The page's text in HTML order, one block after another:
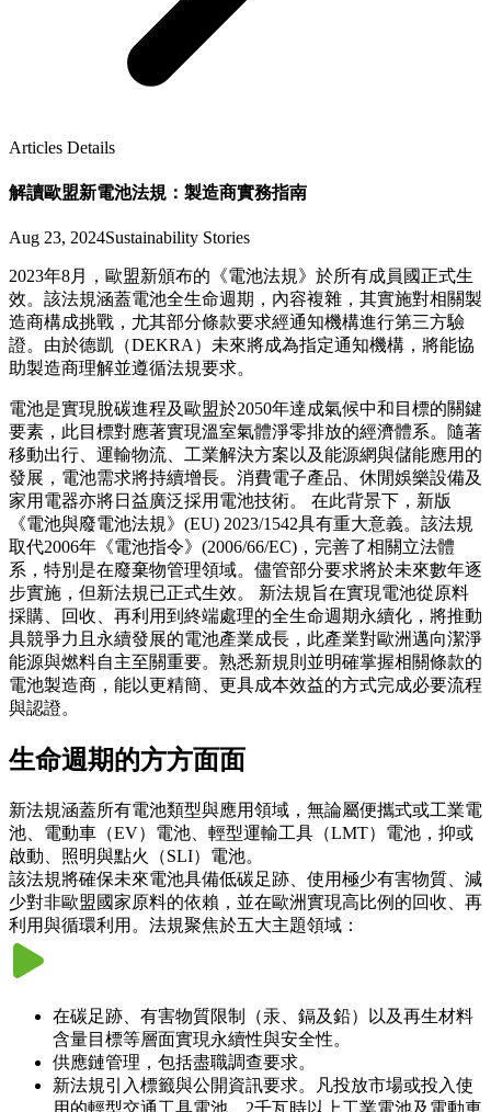
Articles Details
解讀歐盟新電池法規：製造商實務指南
Aug 23, 2024Sustainability Stories
2023年8月，歐盟新頒布的《電池法規》於所有成員國正式生
效。該法規涵蓋電池全生命週期，內容複雜，其實施對相關製
造商構成挑戰，尤其部分條款要求經通知機構進行第三方驗
證。由於德凱（DEKRA）未來將成為指定通知機構，將能協
助製造商理解並遵循法規要求。
電池是實現脫碳進程及歐盟於2050年達成氣候中和目標的關鍵
要素，此目標對應著實現溫室氣體淨零排放的經濟體系。隨著
移動出行、運輸物流、工業解決方案以及能源網與儲能應用的
發展，電池需求將持續增長。消費電子產品、休閒娛樂設備及
家用電器亦將日益廣泛採用電池技術。 在此背景下，新版
《電池與廢電池法規》(EU) 2023/1542具有重大意義。該法規
取代2006年《電池指令》(2006/66/EC)，完善了相關立法體
系，特別是在廢棄物管理領域。儘管部分要求將於未來數年逐
步實施，但新法規已正式生效。 新法規旨在實現電池從原料
採購、回收、再利用到終端處理的全生命週期永續化，將推動
具競爭力且永續發展的電池產業成長，此產業對歐洲邁向潔淨
能源與燃料自主至關重要。熟悉新規則並明確掌握相關條款的
電池製造商，能以更精簡、更具成本效益的方式完成必要流程
與認證。
生命週期的方方面面
新法規涵蓋所有電池類型與應用領域，無論屬便攜式或工業電
池、電動車（EV）電池、輕型運輸工具（LMT）電池，抑或
啟動、照明與點火（SLI）電池。
該法規將確保未來電池具備低碳足跡、使用極少有害物質、減
少對非歐盟國家原料的依賴，並在歐洲實現高比例的回收、再
利用與循環利用。法規聚焦於五大主題領域：
在碳足跡、有害物質限制（汞、鎘及鉛）以及再生材料
含量目標等層面實現永續性與安全性。
供應鏈管理，包括盡職調查要求。
新法規引入標籤與公開資訊要求。凡投放市場或投入使
用的輕型交通工具電池、2千瓦時以上工業電池及電動車